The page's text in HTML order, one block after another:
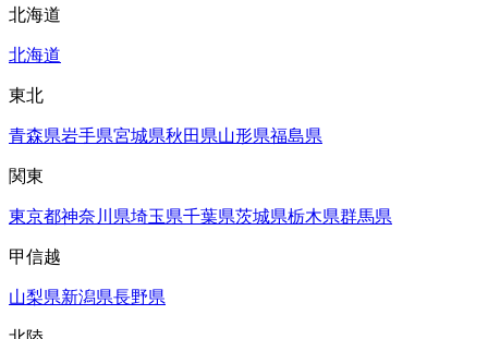
北海道
北海道
東北
青森県岩手県宮城県秋田県山形県福島県
関東
東京都神奈川県埼玉県千葉県茨城県栃木県群馬県
甲信越
山梨県新潟県長野県